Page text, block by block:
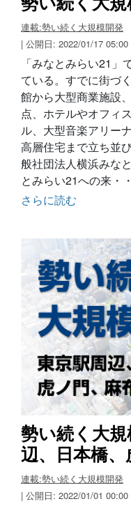
連載:勢い続く大規模開発
| 公開日: 2022/01/17 05:00
「みなとみらい21」
ている。すでに街づ
館から大型商業施設
点、ホテルやオフィ
ル、大型音楽アリー
高層住宅まで立ち並
般社団法人横浜みな
とみらい21への来・
さらに読む
勢い続く大
辺、日本橋
連載:勢い続く大規模開発
| 公開日: 2022/01/01 00:00